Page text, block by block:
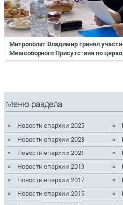
Митрополит Владимир принял
Межсоборного Присутствия по
Меню раздела
Новости епархии 2025
Новости епархии 2023
Новости епархии 2021
Новости епархии 2019
Новости епархии 2017
Новости епархии 2015